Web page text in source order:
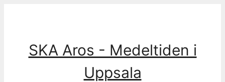
SKA Aros - Medeltiden i
Uppsala